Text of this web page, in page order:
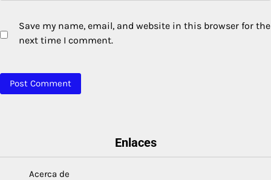
Save my name, email, and website in this browser for the
next time I comment.
Enlaces
Acerca de